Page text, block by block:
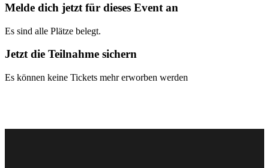
Melde dich jetzt für dieses Event an
Es sind alle Plätze belegt.
Jetzt die Teilnahme sichern
Es können keine Tickets mehr erworben werden